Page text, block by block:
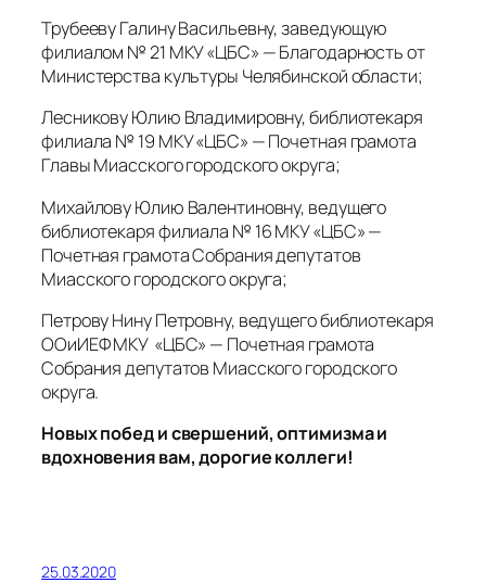
Трубееву Галину Васильевну, заведующую
филиалом № 21 МКУ «ЦБС» — Благодарность от
Министерства культуры Челябинской области;
Лесникову Юлию Владимировну, библиотекаря
филиала № 19 МКУ «ЦБС» — Почетная грамота
Главы Миасского городского округа;
Михайлову Юлию Валентиновну, ведущего
библиотекаря филиала № 16 МКУ «ЦБС» —
Почетная грамота Собрания депутатов
Миасского городского округа;
Петрову Нину Петровну, ведущего библиотекаря
ООиИЕФ МКУ «ЦБС» — Почетная грамота
Собрания депутатов Миасского городского
округа.
Новых побед и свершений, оптимизма и
вдохновения вам, дорогие коллеги!
25.03.2020